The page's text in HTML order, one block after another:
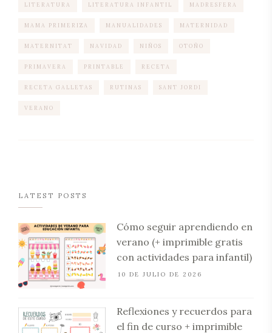
LITERATURA LITERATURA INFANTIL MADRESFERA
MAMA PRIMERIZA MANUALIDADES MATERNIDAD
MATERNITAT NAVIDAD NIÑOS OTOÑO
PRIMAVERA PRINTABLE RECETA
RECETA GALLETAS RUTINAS SANT JORDI
VERANO
LATEST POSTS
Cómo seguir aprendiendo en
verano (+ imprimible gratis
con actividades para infantil)
10 DE JULIO DE 2026
Reflexiones y recuerdos para
el fin de curso + imprimible